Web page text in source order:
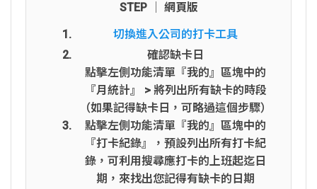
STEP │ 網頁版
切換進入公司的打卡工具
確認缺卡日
點擊左側功能清單『我的』區塊中的
『月統計』 > 將列出所有缺卡的時段
（如果記得缺卡日，可略過這個步驟）
點擊左側功能清單『我的』區塊中的
『打卡紀錄』，預設列出所有打卡紀
錄，可利用搜尋應打卡的上班起迄日
期，來找出您記得有缺卡的日期